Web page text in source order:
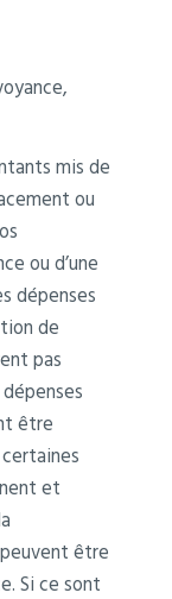
mis de
ou
ou d’une
dépenses
de
pas
être
et
être
Si ce sont